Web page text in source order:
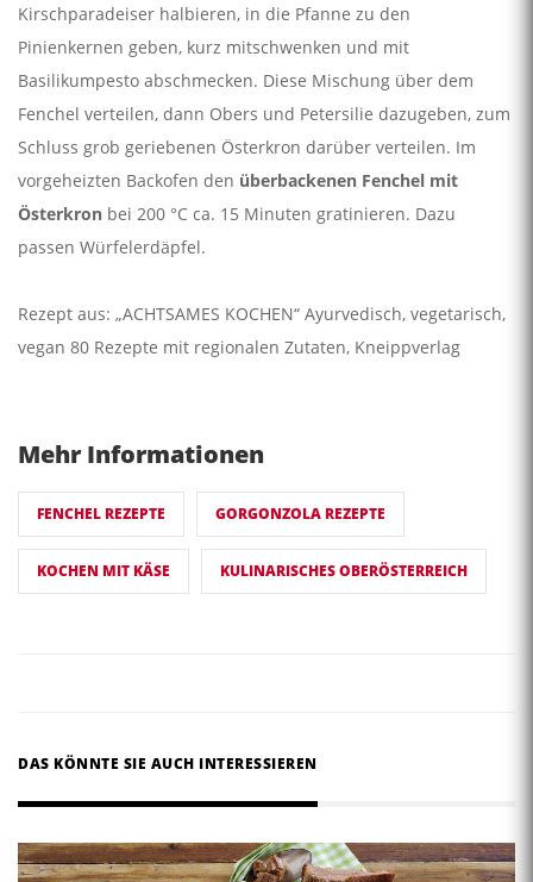
Kirschparadeiser halbieren, in die Pfanne zu den
Pinienkernen geben, kurz mitschwenken und mit
Basilikumpesto abschmecken. Diese Mischung über dem
Fenchel verteilen, dann Obers und Petersilie dazugeben, zum
Schluss grob geriebenen Österkron darüber verteilen. Im
vorgeheizten Backofen den überbackenen Fenchel mit
Österkron bei 200 °C ca. 15 Minuten gratinieren. Dazu
passen Würfelerdäpfel.
Rezept aus: „ACHTSAMES KOCHEN“ Ayurvedisch, vegetarisch,
vegan 80 Rezepte mit regionalen Zutaten, Kneippverlag
Mehr Informationen
FENCHEL REZEPTE GORGONZOLA REZEPTE
KOCHEN MIT KÄSE KULINARISCHES OBERÖSTERREICH
DAS KÖNNTE SIE AUCH INTERESSIEREN